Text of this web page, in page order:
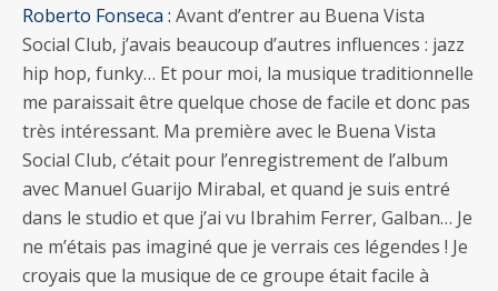
Roberto Fonseca : Avant d’entrer au Buena Vista
Social Club, j’avais beaucoup d’autres influences : jazz
hip hop, funky… Et pour moi, la musique traditionnelle
me paraissait être quelque chose de facile et donc pas
très intéressant. Ma première avec le Buena Vista
Social Club, c’était pour l’enregistrement de l’album
avec Manuel Guarijo Mirabal, et quand je suis entré
dans le studio et que j’ai vu Ibrahim Ferrer, Galban… Je
ne m’étais pas imaginé que je verrais ces légendes ! Je
croyais que la musique de ce groupe était facile à